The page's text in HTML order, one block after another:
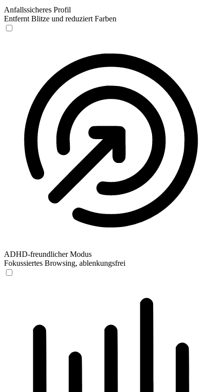
Anfallssicheres Profil
Entfernt Blitze und reduziert Farben
ADHD-freundlicher Modus
Fokussiertes Browsing, ablenkungsfrei